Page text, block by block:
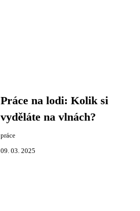
Práce na lodi: Kolik si
vyděláte na vlnách?
práce
09. 03. 2025